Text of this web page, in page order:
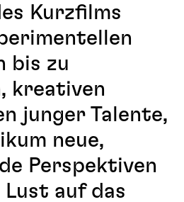
Kurzfilms
bis zu
kreativen
junger Talente,
neue,
Perspektiven
auf das